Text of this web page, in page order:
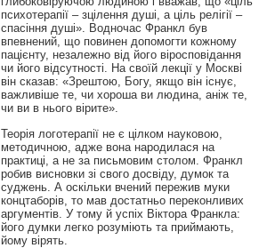
психотерапії – зцілення душі, а ціль релігії –
спасіння душі». Водночас Франкл був
впевнений, що повинен допомогти кожному
пацієнту, незалежно від його віросповідання
чи його відсутності. На своїй лекції у Москві
він сказав: «Зрештою, Богу, якщо він існує,
важливіше те, чи хороша ви людина, аніж те,
чи ви в нього вірите».
Теорія логотерапії не є цілком науковою,
методичною, адже вона народилася на
практиці, а не за письмовим столом. Франкл
робив висновки зі свого досвіду, думок та
суджень. А оскільки вчений пережив муки
концтаборів, то мав достатньо переконливих
аргументів. У тому й успіх Віктора Франкла:
його думки легко розуміють та приймають,
йому вірять.